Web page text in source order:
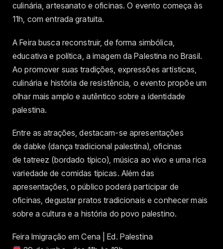
culinária, artesanato e oficinas. O evento começa às
11h, com entrada gratuita.
A Feira busca reconstruir, de forma simbólica,
educativa e política, a imagem da Palestina no Brasil.
Ao promover suas tradições, expressões artísticas,
culinária e história de resistência, o evento propõe um
olhar mais amplo e autêntico sobre a identidade
palestina.
Entre as atrações, destacam-se apresentações
de dabke (dança tradicional palestina), oficinas
de tatreez (bordado típico), música ao vivo e uma rica
variedade de comidas típicas. Além das
apresentações, o público poderá participar de
oficinas, degustar pratos tradicionais e conhecer mais
sobre a cultura e a história do povo palestino.
Feira Imigração em Cena | Ed. Palestina